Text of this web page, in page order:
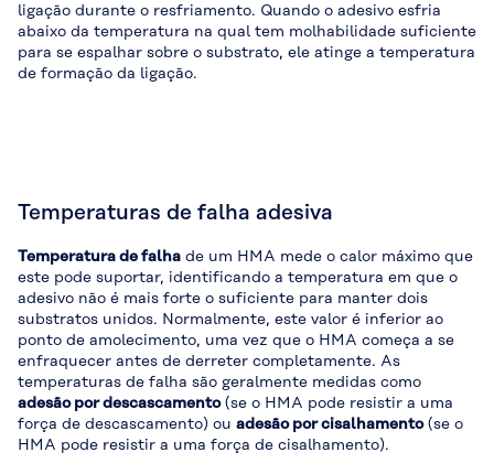
ligação durante o resfriamento. Quando o adesivo esfria
abaixo da temperatura na qual tem molhabilidade suficiente
para se espalhar sobre o substrato, ele atinge a temperatura
de formação da ligação.
Temperaturas de falha adesiva
Temperatura de falha de um HMA mede o calor máximo que
este pode suportar, identificando a temperatura em que o
adesivo não é mais forte o suficiente para manter dois
substratos unidos. Normalmente, este valor é inferior ao
ponto de amolecimento, uma vez que o HMA começa a se
enfraquecer antes de derreter completamente. As
temperaturas de falha são geralmente medidas como
adesão por descascamento(se o HMA pode resistir a uma
força de descascamento) ou adesão por cisalhamento(se o
HMA pode resistir a uma força de cisalhamento).